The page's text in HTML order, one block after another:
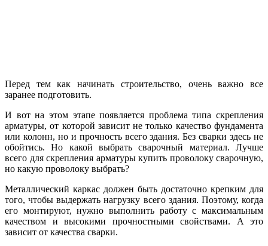
Перед тем как начинать строительство, очень важно все
заранее подготовить.
И вот на этом этапе появляется проблема типа скрепления
арматуры, от которой зависит не только качество фундамента
или колонн, но и прочность всего здания. Без сварки здесь не
обойтись. Но какой выбрать сварочный материал. Лучше
всего для скрепления арматуры купить проволоку сварочную,
но какую проволоку выбрать?
Металлический каркас должен быть достаточно крепким для
того, чтобы выдержать нагрузку всего здания. Поэтому, когда
его монтируют, нужно выполнить работу с максимальным
качеством и высокими прочностными свойствами. А это
зависит от качества сварки.